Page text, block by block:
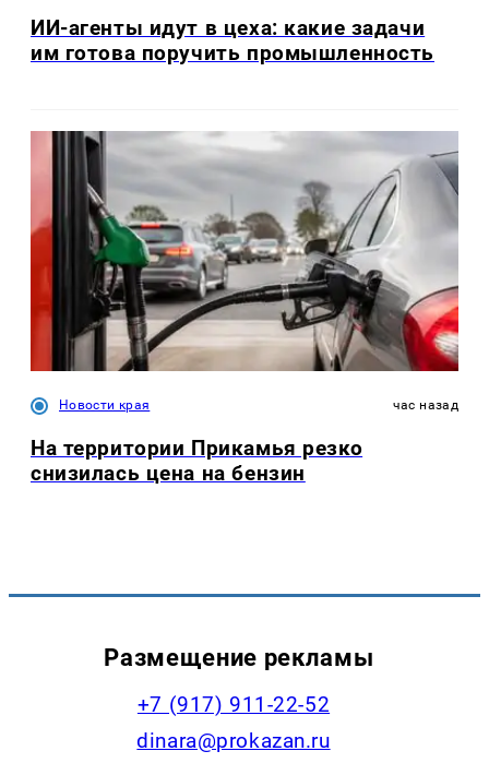
ИИ-агенты идут в цеха: какие задачи
им готова поручить промышленность
Новости края час назад
На территории Прикамья резко
снизилась цена на бензин
Размещение рекламы
+7 (917) 911-22-52
dinara@prokazan.ru